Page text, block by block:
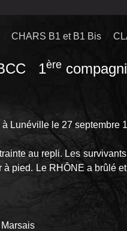
CHARS B1 et B1 Bis
1ère
Lunéville le 27 septembre
au repli. Les
pied. Le RHÔNE a brûlé